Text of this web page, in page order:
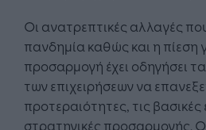
Οι ανατρεπτικές αλλαγές
πανδημία καθώς και η πίεση
προσαρμογή έχει οδηγήσει
των επιχειρήσεων να
προτεραιότητες, τις βασικές
στρατηγικές προσαρμογής.